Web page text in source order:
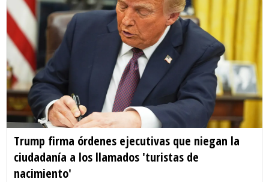
Trump firma órdenes ejecutivas que niegan la
ciudadanía a los llamados 'turistas de
nacimiento'